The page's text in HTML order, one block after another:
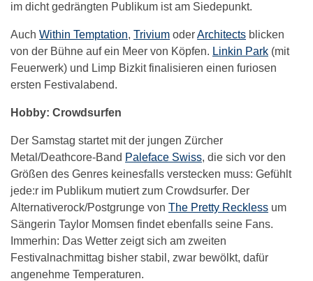
im dicht gedrängten Publikum ist am Siedepunkt.
Auch Within Temptation, Trivium oderArchitects blicken
von der Bühne auf ein Meer von Köpfen. Linkin Park (mit
Feuerwerk) und Limp Bizkit finalisieren einen furiosen
ersten Festivalabend.
Hobby: Crowdsurfen
Der Samstag startet mit der jungen Zürcher
Metal/Deathcore-Band Paleface Swiss, die sich vor den
Größen des Genres keinesfalls verstecken muss: Gefühlt
jede:r im Publikum mutiert zum Crowdsurfer. Der
Alternativerock/Postgrunge von The Pretty Reckless um
Sängerin Taylor Momsen findet ebenfalls seine Fans.
Immerhin: Das Wetter zeigt sich am zweiten
Festivalnachmittag bisher stabil, zwar bewölkt, dafür
angenehme Temperaturen.